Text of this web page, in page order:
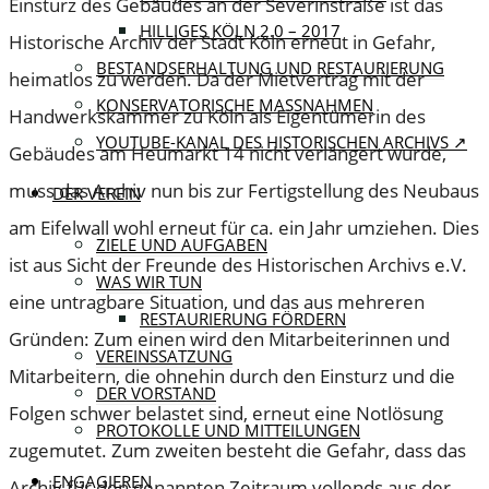
HILLIGES KÖLN 2.0 – 2017
BESTANDSERHALTUNG UND RESTAURIERUNG
KONSERVATORISCHE MASSNAHMEN
YOUTUBE-KANAL DES HISTORISCHEN ARCHIVS ↗
DER VEREIN
ZIELE UND AUFGABEN
WAS WIR TUN
RESTAURIERUNG FÖRDERN
VEREINSSATZUNG
DER VORSTAND
PROTOKOLLE UND MITTEILUNGEN
ENGAGIEREN
Historische Archiv der Stadt Köln erneut in Gefahr,
heimatlos zu werden. Da der Mietvertrag mit der
Handwerkskammer zu Köln als Eigentümerin des
Gebäudes am Heumarkt 14 nicht verlängert wurde,
muss das Archiv nun bis zur Fertigstellung des Neubaus
am Eifelwall wohl erneut für ca. ein Jahr umziehen. Dies
ist aus Sicht der Freunde des Historischen Archivs e.V.
eine untragbare Situation, und das aus mehreren
Gründen: Zum einen wird den Mitarbeiterinnen und
Mitarbeitern, die ohnehin durch den Einsturz und die
Folgen schwer belastet sind, erneut eine Notlösung
zugemutet. Zum zweiten besteht die Gefahr, dass das